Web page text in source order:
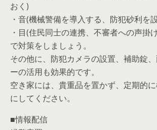
おく)
・音(機械警備を導入する、防犯砂利を
・目(住民同士の連携、不審者への声掛
で対策をしましょう。
その他に、防犯カメラの設置、補助錠
ーの活用も効果的です。
空き家には、貴重品を置かず、定期的
にしてください。
■情報配信